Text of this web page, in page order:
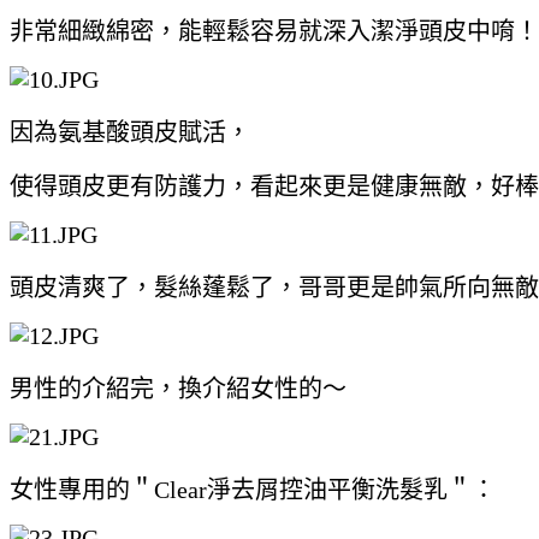
非常細緻綿密，能輕鬆容易就深入潔淨頭皮中唷！
因為氨基酸頭皮賦活，
使得頭皮更有防護力，看起來更是健康無敵，好棒
頭皮清爽了，髮絲蓬鬆了，哥哥更是帥氣所向無敵
男性的介紹完，換介紹女性的～
女性專用的＂Clear淨去屑控油平衡洗髮乳＂：